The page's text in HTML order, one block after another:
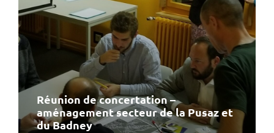
Réunion de concertation –
aménagement secteur de la Pusaz et
du Badney